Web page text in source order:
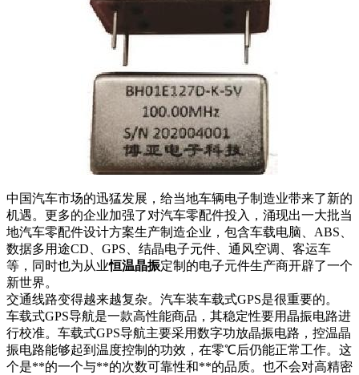
中国汽车市场的迅猛发展，给当地车辆电子制造业带来了新的
机遇。更多的企业加强了对汽车零配件投入，涌现出一大批当
地汽车零配件设计方案生产制造企业，包含车载电脑、ABS、
数据多用途CD、GPS、结晶电子元件、通风空调、客运车
等，同时也为从业恒温晶振定制的电子元件生产商开辟了一个
新世界。
交通线路变得越来越复杂。汽车装车载式GPS是很重要的。
车载式GPS导航是一款高性能商品，其稳定性要用晶振电路进
行校准。车载式GPS导航主要采用数字功放晶振电路，控温晶
振电路能够起到温度控制的功效，在零℃后仍能正常工作。这
个是**的一个与**的次数可靠性和**的品质。也不会对高精密